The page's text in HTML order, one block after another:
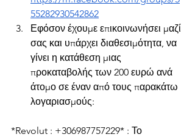
55282930542862
Εφόσον έχουμε επικοινωνήσει μαζί
σας και υπάρχει διαθεσιμότητα, να
γίνει η κατάθεση μιας
προκαταβολής των 200 ευρώ ανά
άτομο σε έναν από τους παρακάτω
λογαριασμούς:
*Revolut : +306987757229* : Το